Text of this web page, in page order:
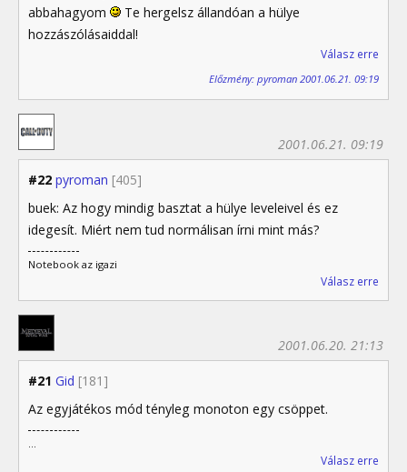
abbahagyom
Te hergelsz állandóan a hülye
hozzászólásaiddal!
Válasz erre
Előzmény: pyroman 2001.06.21. 09:19
#22 pyroman [405]
2001.06.21. 09:19
buek: Az hogy mindig basztat a hülye leveleivel és ez
idegesít. Miért nem tud normálisan írni mint más?
Notebook az igazi
Válasz erre
#21 Gid [181]
2001.06.20. 21:13
Az egyjátékos mód tényleg monoton egy csöppet.
...
Válasz erre